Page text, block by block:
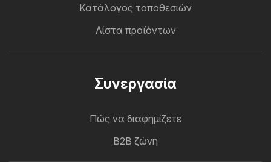
Κατάλογος τοποθεσιών
Λίστα προϊόντων
Συνεργασία
Πώς να διαφημίζετε
B2B ζώνη